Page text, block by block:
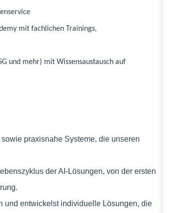
mit fachlichen Trainings,
und mehr) mit Wissensaustausch auf
praxisnahe Systeme, die unseren
der AI-Lösungen, von der ersten
und entwickelst individuelle Lösungen, die